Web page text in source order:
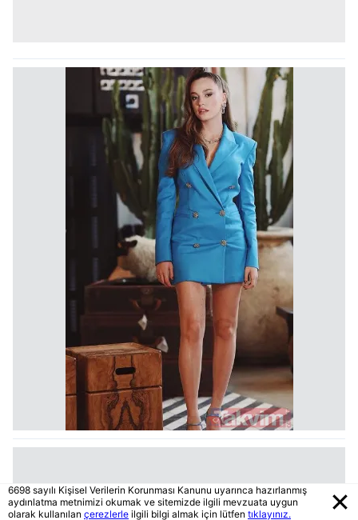
6698 sayılı Kişisel Verilerin Korunması Kanunu uyarınca hazırlanmış
aydınlatma metnimizi okumak ve sitemizde ilgili mevzuata uygun
olarak kullanılan çerezlerle ilgili bilgi almak için lütfen tıklayınız.